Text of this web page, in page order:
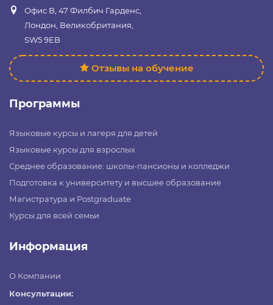
Офис B, 47 Филбич Гарденс,
Лондон, Великобритания,
SW5 9EB
Отзывы на обучение
Программы
Языковые курсы и лагеря для детей
Языковые курсы для взрослых
Среднее образование: школы-пансионы и колледжи
Подготовка к университету и высшее образование
Магистратура и Postgraduate
Курсы для всей семьи
Информация
О Компании
Консультации: